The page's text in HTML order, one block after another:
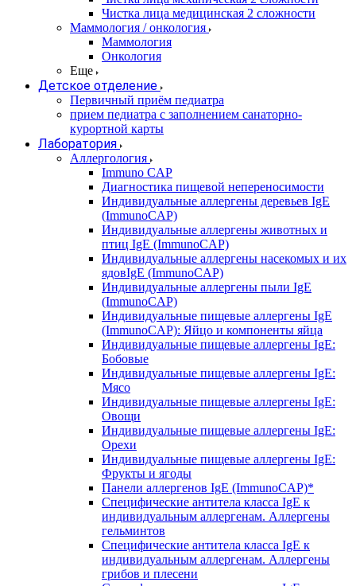
Чистка лица медицинская 2 сложности
Маммология / онкология
Маммология
Онкология
Еще
Детское отделение
Первичный приём педиатра
прием педиатра с заполнением санаторно-
курортной карты
Лаборатория
Аллергология
Immuno CAP
Диагностика пищевой непереносимости
Индивидуальные аллергены деревьев IgE
(ImmunoCAP)
Индивидуальные аллергены животных и
птиц IgE (ImmunoCAP)
Индивидуальные аллергены насекомых и их
ядовIgE (ImmunoCAP)
Индивидуальные аллергены пыли IgE
(ImmunoCAP)
Индивидуальные пищевые аллергены IgE
(ImmunoCAP): Яйцо и компоненты яйца
Индивидуальные пищевые аллергены IgE:
Бобовые
Индивидуальные пищевые аллергены IgE:
Мясо
Индивидуальные пищевые аллергены IgE:
Овощи
Индивидуальные пищевые аллергены IgE:
Орехи
Индивидуальные пищевые аллергены IgE:
Фрукты и ягоды
Панели аллергенов IgE (ImmunoCAP)*
Специфические антитела класса IgE к
индивидуальным аллергенам. Аллергены
гельминтов
Специфические антитела класса IgE к
индивидуальным аллергенам. Аллергены
грибов и плесени